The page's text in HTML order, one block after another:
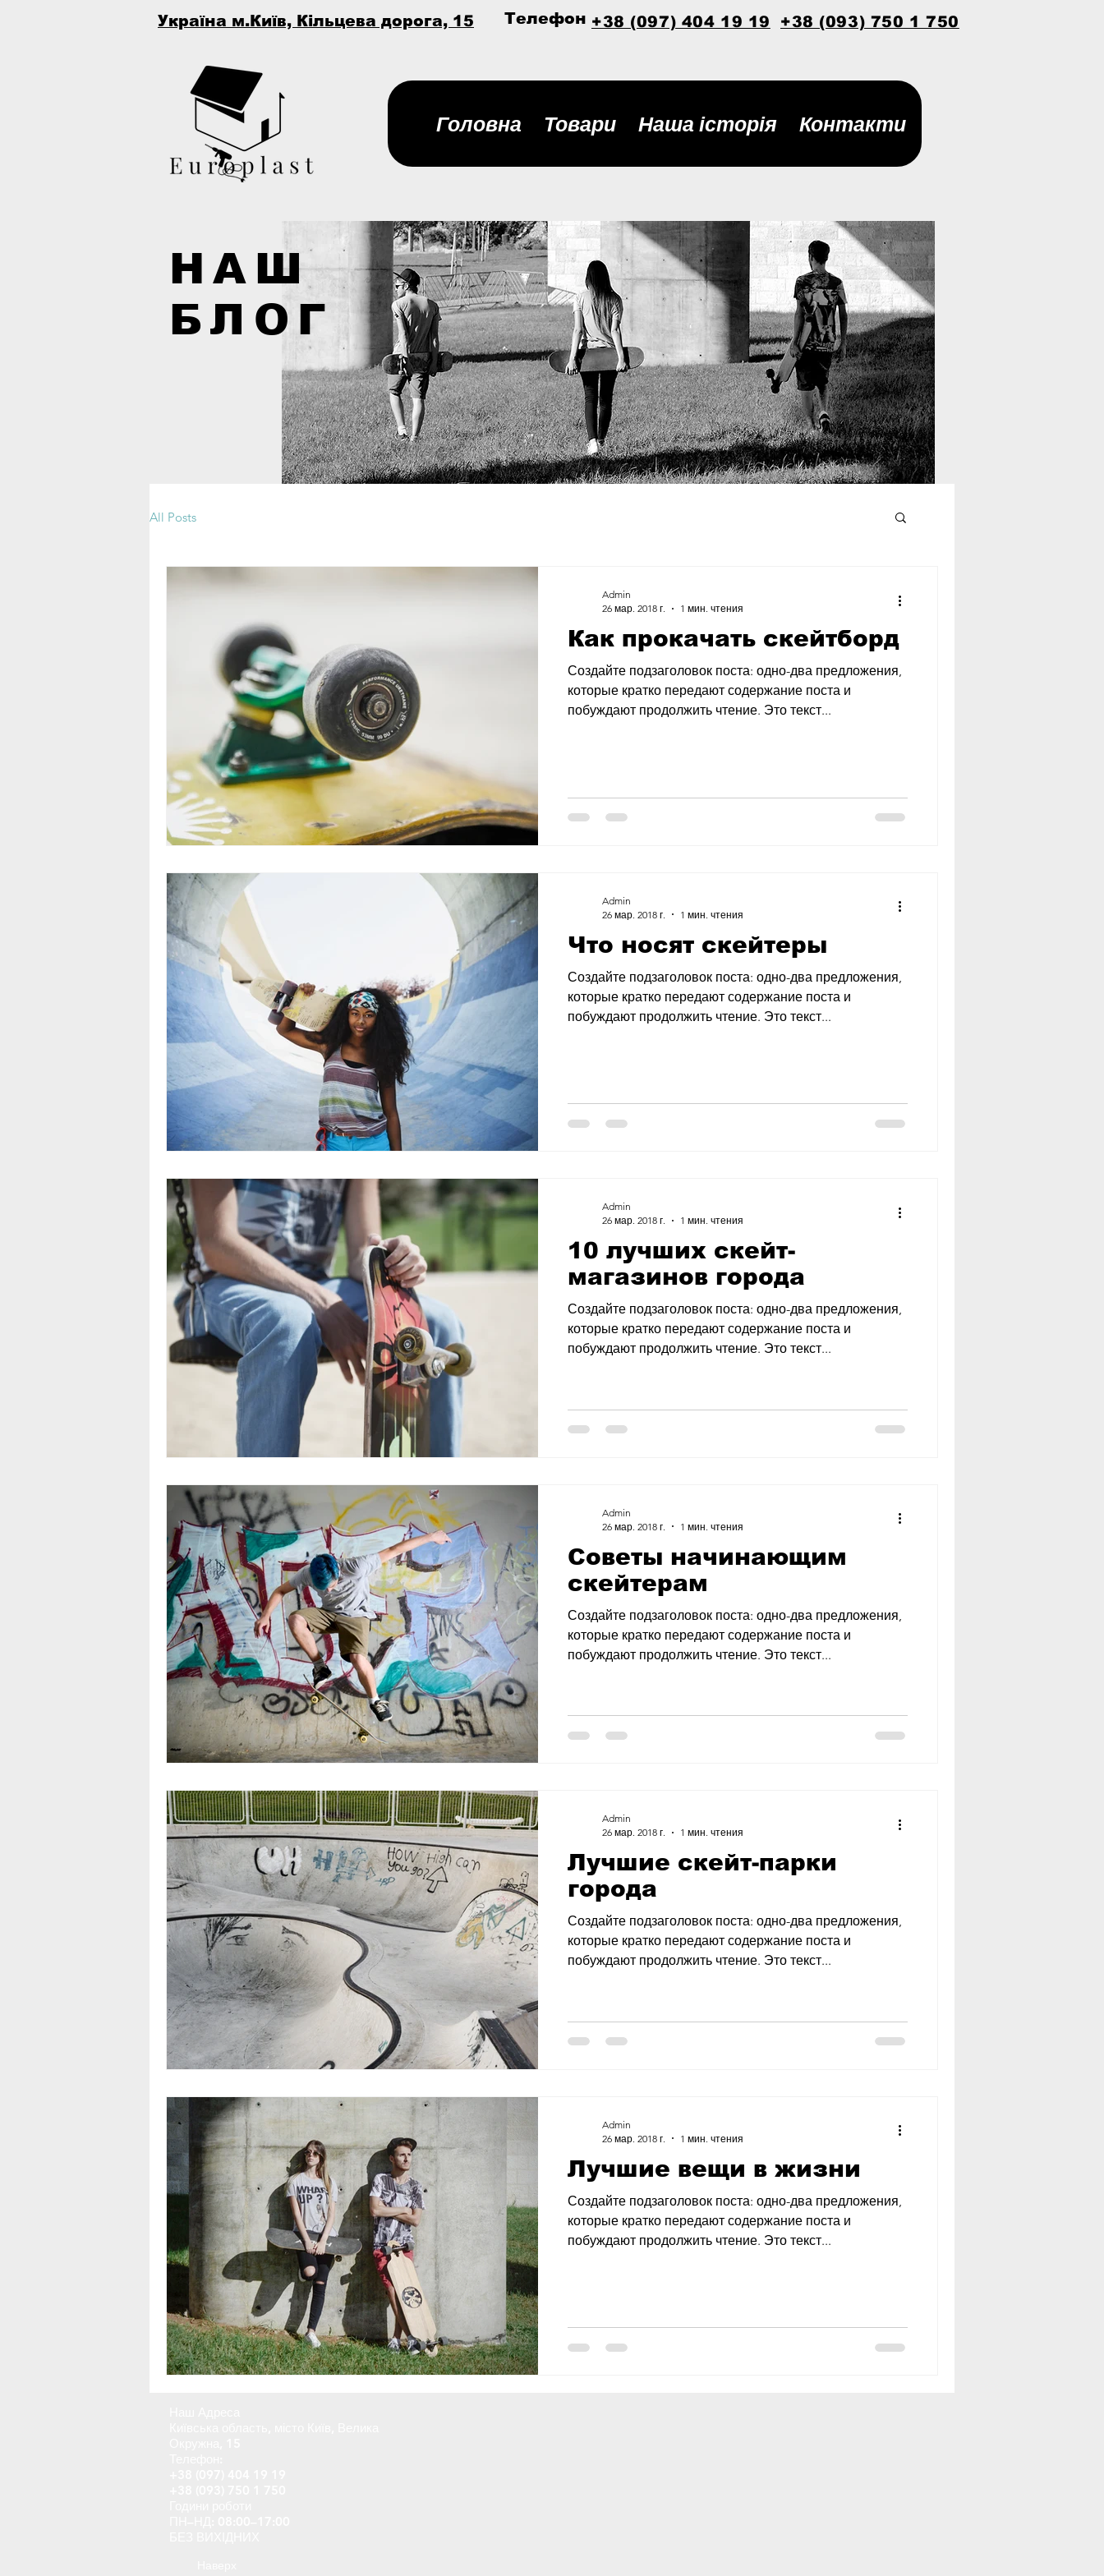
Телефон
Україна м.Київ, Кільцева дорога, 15 +38 (097) 404 19 19 +38 (093) 750 1 750
Головна Товари Наша історія Контакти
НАШ
БЛОГ
All Posts
Как прокачать скейтборд
Создайте подзаголовок поста: одно-два предложения,
которые кратко передают содержание поста и
побуждают продолжить чтение. Это текст...
Admin
26 мар. 2018 г.
1 мин. чтения
Что носят скейтеры
Создайте подзаголовок поста: одно-два предложения,
которые кратко передают содержание поста и
побуждают продолжить чтение. Это текст...
Admin
26 мар. 2018 г.
1 мин. чтения
10 лучших скейт-
магазинов города
Создайте подзаголовок поста: одно-два предложения,
которые кратко передают содержание поста и
побуждают продолжить чтение. Это текст...
Admin
26 мар. 2018 г.
1 мин. чтения
Советы начинающим
скейтерам
Создайте подзаголовок поста: одно-два предложения,
которые кратко передают содержание поста и
побуждают продолжить чтение. Это текст...
Admin
26 мар. 2018 г.
1 мин. чтения
Лучшие скейт-парки
города
Создайте подзаголовок поста: одно-два предложения,
которые кратко передают содержание поста и
побуждают продолжить чтение. Это текст...
Admin
26 мар. 2018 г.
1 мин. чтения
Лучшие вещи в жизни
Создайте подзаголовок поста: одно-два предложения,
которые кратко передают содержание поста и
побуждают продолжить чтение. Это текст...
Admin
26 мар. 2018 г.
1 мин. чтения